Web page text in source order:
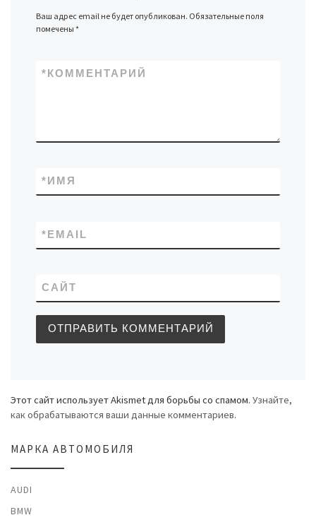
Ваш адрес email не будет опубликован. Обязательные поля
помечены*
КОММЕНТАРИЙ
*
ИМЯ
*
EMAIL
*
САЙТ
Этот сайт использует Akismet для борьбы со спамом. Узнайте,
как обрабатываются ваши данные комментариев.
МАРКА АВТОМОБИЛЯ
AUDI
BMW